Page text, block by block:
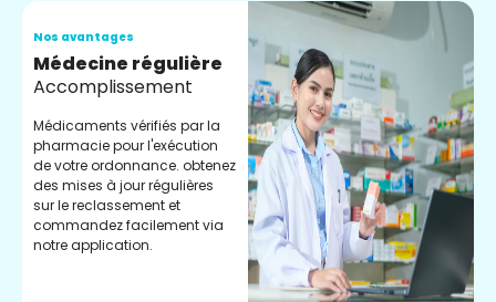
Nos avantages
Médecine régulière
Accomplissement
Médicaments vérifiés par la
pharmacie pour l'exécution
de votre ordonnance. obtenez
des mises à jour régulières
sur le reclassement et
commandez facilement via
notre application.